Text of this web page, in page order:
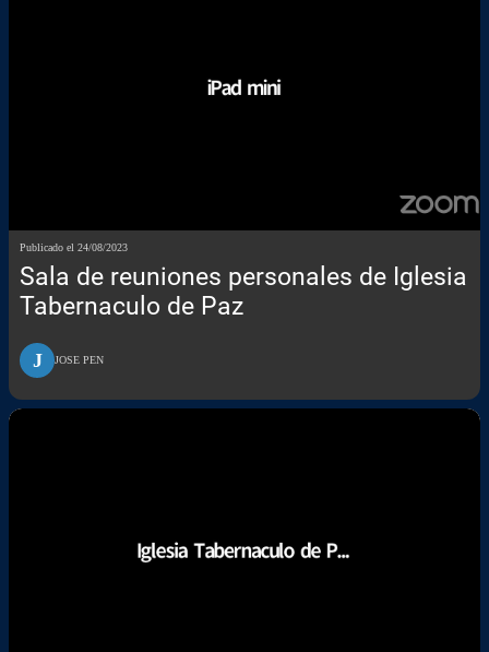
Publicado el 24/08/2023
Sala de reuniones personales de Iglesia
Tabernaculo de Paz
J JOSE PEN